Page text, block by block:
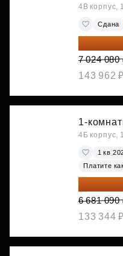
4В корпус,
Сдана
7 024 080
143 962
1-
4Б корпус,
1 кв
Платите
6 681 090
133 344